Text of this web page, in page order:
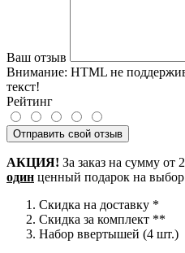
Ваш отзыв
Внимание: HTML не
текст!
Рейтинг
Отправить свой отзыв
АКЦИЯ! За заказ на сумму от
один ценный подарок на
Скидка на доставку *
Скидка за комплект **
Набор ввертышей (4 шт.)